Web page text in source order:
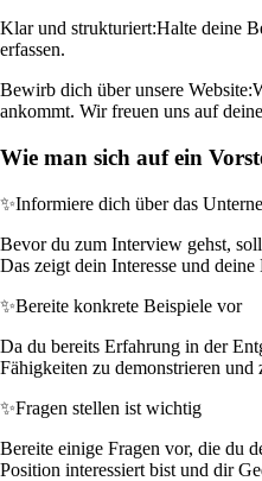
Klar und strukturiert:Halte deine
erfassen.
Bewirb dich über unsere Website:
ankommt. Wir freuen uns auf
Wie man sich auf ein
✨Informiere dich über das
Bevor du zum Interview gehst,
Das zeigt dein Interesse und
✨Bereite konkrete Beispiele vor
Da du bereits Erfahrung in der
Fähigkeiten zu demonstrieren und
✨Fragen stellen ist wichtig
Bereite einige Fragen vor, die du
Position interessiert bist und dir